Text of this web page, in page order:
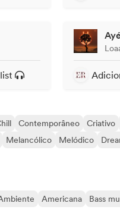
Contemporâneo Criativo
Melancólico Melódico
Americana Bass